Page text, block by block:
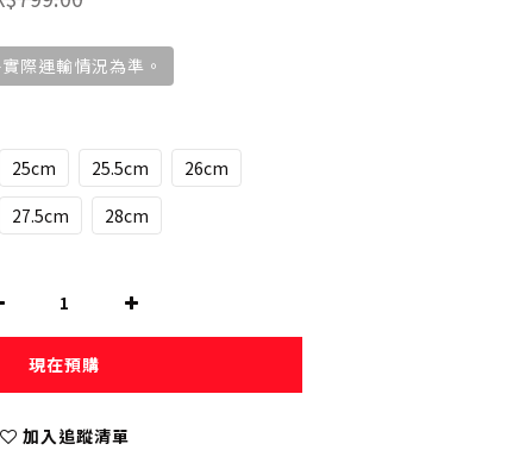
際運輸情況為準。
25cm 25.5cm
26cm
27.5cm 28cm
現在預購
加入追蹤清單